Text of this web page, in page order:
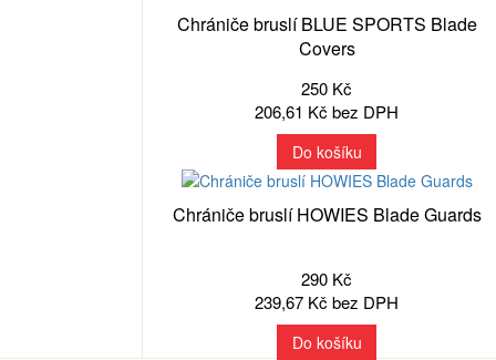
Chrániče bruslí BLUE SPORTS Blade
Covers
250 Kč
206,61 Kč bez DPH
Do košíku
Chrániče bruslí HOWIES Blade Guards
290 Kč
239,67 Kč bez DPH
Do košíku